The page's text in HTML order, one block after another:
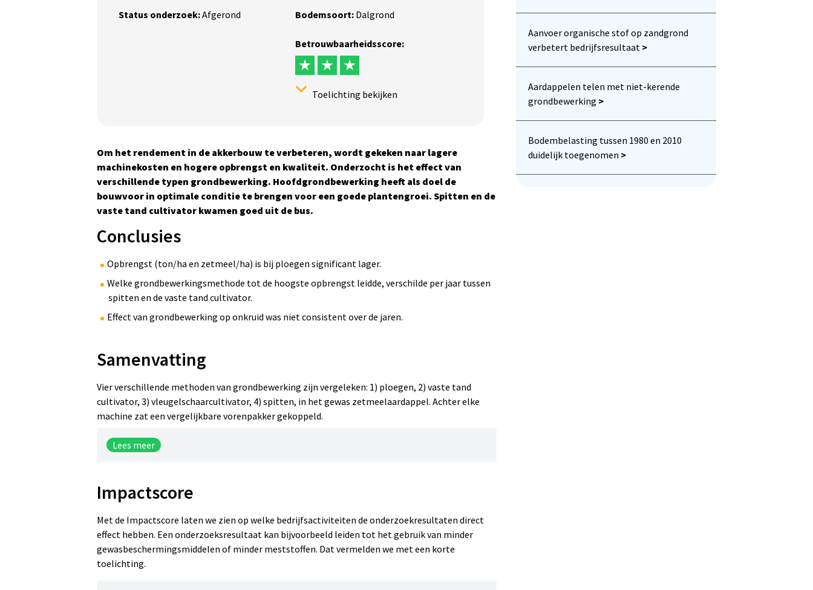
Status onderzoek:Afgerond Bodemsoort: Dalgrond
Betrouwbaarheidsscore:
Toelichting bekijken
1 2 3 4 4+
Statistische onderbouwing:
Het onderzoek is statistisch
Ja
Betrouwbaarheidsscore onderbouwing
Het onderzoek is meerjarig uitgevoerd
en in herhalingen. Het onderzoek is
Om het rendement in de akkerbouw te verbeteren, wordt gekeken naar lagere
machinekosten en hogere opbrengst en kwaliteit. Onderzocht is het effect van
verschillende typen grondbewerking. Hoofdgrondbewerking heeft als doel de
bouwvoor in optimale conditie te brengen voor een goede plantengroei. Spitten en de
vaste tand cultivator kwamen goed uit de bus.
Conclusies
Opbrengst (ton/ha en zetmeel/ha) is bij ploegen significant lager.
Welke grondbewerkingsmethode tot de hoogste opbrengst leidde, verschilde per jaar tussen
spitten en de vaste tand cultivator.
Effect van grondbewerking op onkruid was niet consistent over de jaren.
Samenvatting
Vier verschillende methoden van grondbewerking zijn vergeleken: 1) ploegen, 2) vaste tand
cultivator, 3) vleugelschaarcultivator, 4) spitten, in het gewas zetmeelaardappel. Achter elke
machine zat een vergelijkbare vorenpakker gekoppeld.
Lees meer
Resultaten
In 2006 was de opbrengst (ton/ha) het hoogst bij het object spitten en significant hoger
dan bij ploegen. In 2007 was de opbrengst (ton/ha) het hoogst bij het object vaste tand
cultivator en significant hoger dan bij ploegen. In 2008 was de opbrengst (ton/ha), net als in
2006, het hoogst bij het systeem spitten.
Impactscore
Met de Impactscore laten we zien op welke bedrijfsactiviteiten de onderzoekresultaten direct
effect hebben. Een onderzoeksresultaat kan bijvoorbeeld leiden tot het gebruik van minder
gewasbeschermingsmiddelen of minder meststoffen. Dat vermelden we met een korte
toelichting.
Aanvoer organische stof op zandgrond
verbetert bedrijfsresultaat >
Aardappelen telen met niet-kerende
grondbewerking >
Bodembelasting tussen 1980 en 2010
duidelijk toegenomen >